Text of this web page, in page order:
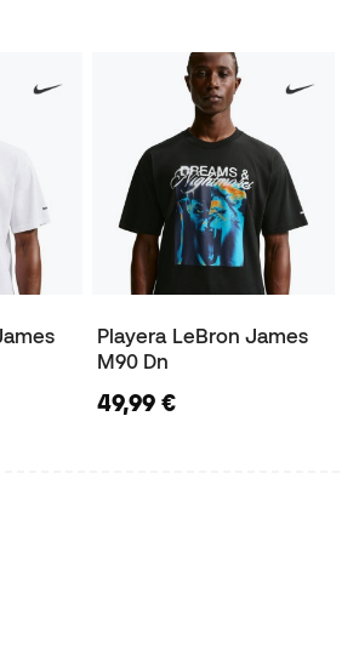
Playera LeBron James
M90 Dn
49,99 €